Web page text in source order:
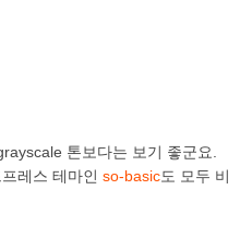
톤보다는 보기 좋군요.
레스 테마인 so-basic도 모두 비